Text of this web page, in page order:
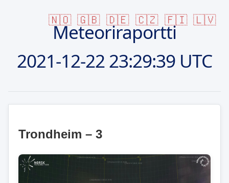
🇳🇴 🇬🇧 🇩🇪 🇨🇿 🇫🇮 🇱🇻
Meteoriraportti
2021-12-2223:29:39 UTC
Trondheim – 3